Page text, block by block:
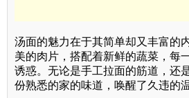
汤面的魅力在于其简单却又丰富的
美的肉片，搭配着新鲜的蔬菜，每
诱惑。无论是手工拉面的筋道，还
份熟悉的家的味道，唤醒了久违的